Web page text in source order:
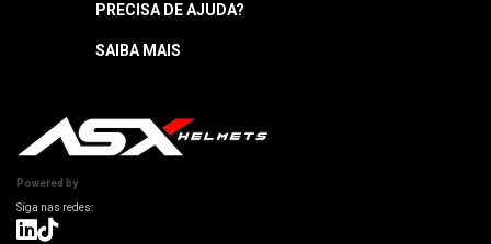
Sexta: 8h às 17h
Horário sujeito a alteração
Garantia
Manuais
PRECISA DE AJUDA?
Como Navegar
Segurança e Privacidade
Cancelamento
SAIBA MAIS
Dúvidas Frequentes
Trabalhe Conosco
Powered by